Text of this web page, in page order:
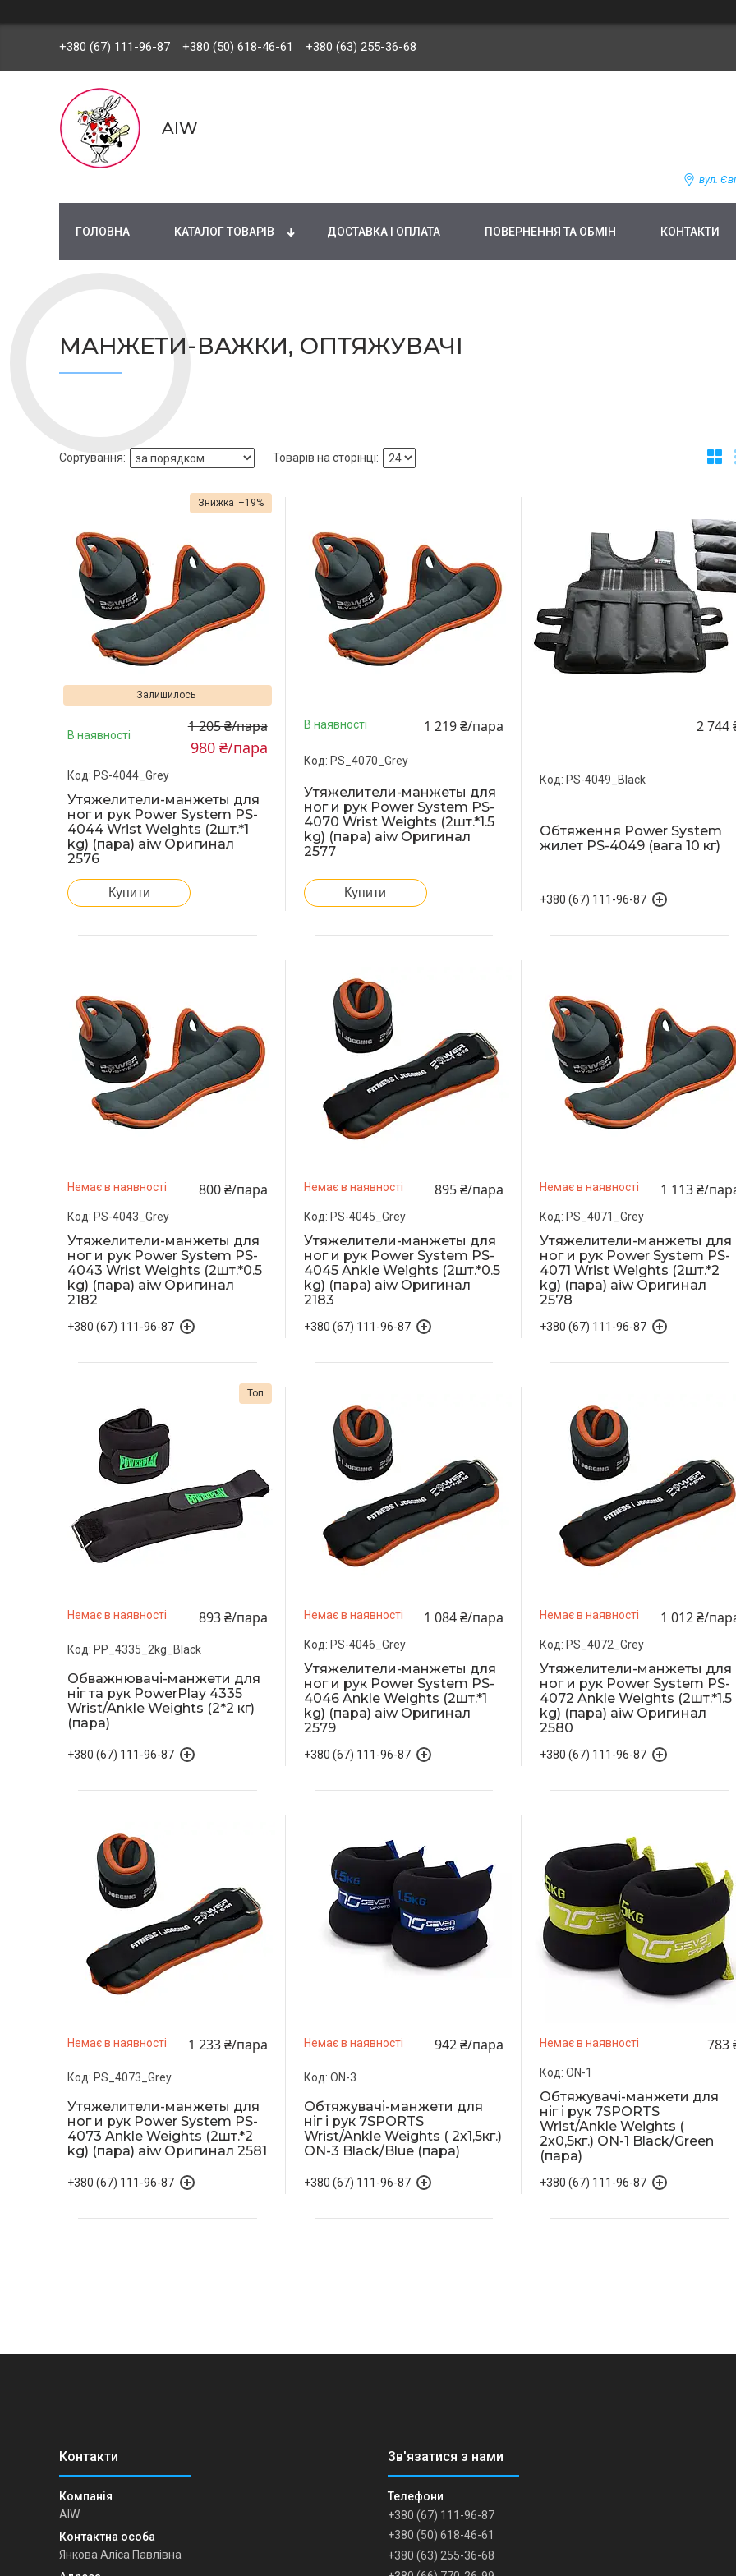
+380 (67) 111-96-87 +380 (50) 618-46-61 +380 (63) 255-36-68
AIW
вул.
ГОЛОВНА КАТАЛОГ ТОВАРІВ ДОСТАВКА І ОПЛАТА ПОВЕРНЕННЯ ТА ОБМІН КОНТАКТИ
МАНЖЕТИ-ВАЖКИ, ОПТЯЖУВАЧІ
–19%
Залишилось
В наявності 1 205 ₴/пара
980 ₴/пара
PS-4044_Grey
Утяжелители-манжеты для
ног и рук Power System PS-
4044 Wrist Weights (2шт.*1
kg) (пара) aiw Оригинал
2576
Купити
В наявності 1 219 ₴/пара
PS_4070_Grey
Утяжелители-манжеты для
ног и рук Power System PS-
4070 Wrist Weights (2шт.*1.5
kg) (пара) aiw Оригинал
2577
Купити
2 744
PS-4049_Black
Обтяження Power System
жилет PS-4049 (вага 10 кг)
+380 (67) 111-96-87
Немає в наявності 800 ₴/пара
PS-4043_Grey
Утяжелители-манжеты для
ног и рук Power System PS-
4043 Wrist Weights (2шт.*0.5
kg) (пара) aiw Оригинал
2182
+380 (67) 111-96-87
Немає в наявності 895 ₴/пара
PS-4045_Grey
Утяжелители-манжеты для
ног и рук Power System PS-
4045 Ankle Weights (2шт.*0.5
kg) (пара) aiw Оригинал
2183
+380 (67) 111-96-87
Немає в наявності 1 113 ₴/
PS_4071_Grey
Утяжелители-манжеты для
ног и рук Power System PS-
4071 Wrist Weights (2шт.*2
kg) (пара) aiw Оригинал
2578
+380 (67) 111-96-87
Топ
Немає в наявності 893 ₴/пара
PP_4335_2kg_Black
Обважнювачі-манжети для
ніг та рук PowerPlay 4335
Wrist/Ankle Weights (2*2 кг)
(пара)
+380 (67) 111-96-87
Немає в наявності 1 084 ₴/пара
PS-4046_Grey
Утяжелители-манжеты для
ног и рук Power System PS-
4046 Ankle Weights (2шт.*1
kg) (пара) aiw Оригинал
2579
+380 (67) 111-96-87
Немає в наявності 1 012 ₴/
PS_4072_Grey
Утяжелители-манжеты для
ног и рук Power System PS-
4072 Ankle Weights (2шт.*1.5
kg) (пара) aiw Оригинал
2580
+380 (67) 111-96-87
Немає в наявності 1 233 ₴/пара
PS_4073_Grey
Утяжелители-манжеты для
ног и рук Power System PS-
4073 Ankle Weights (2шт.*2
kg) (пара) aiw Оригинал 2581
+380 (67) 111-96-87
Немає в наявності 942 ₴/пара
ON-3
Обтяжувачі-манжети для
ніг і рук 7SPORTS
Wrist/Ankle Weights ( 2х1,5кг.)
ON-3 Black/Blue (пара)
+380 (67) 111-96-87
Немає в наявності 783
ON-1
Обтяжувачі-манжети для
ніг і рук 7SPORTS
Wrist/Ankle Weights (
2х0,5кг.) ON-1 Black/Green
(пара)
+380 (67) 111-96-87
AIW
Янкова Аліса Павлівна
+380 (67) 111-96-87
+380 (50) 618-46-61
+380 (63) 255-36-68